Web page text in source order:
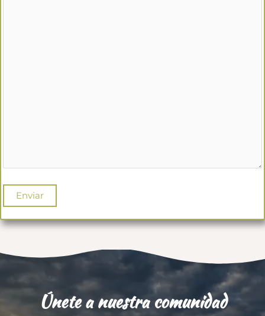
Únete a nuestra comunidad